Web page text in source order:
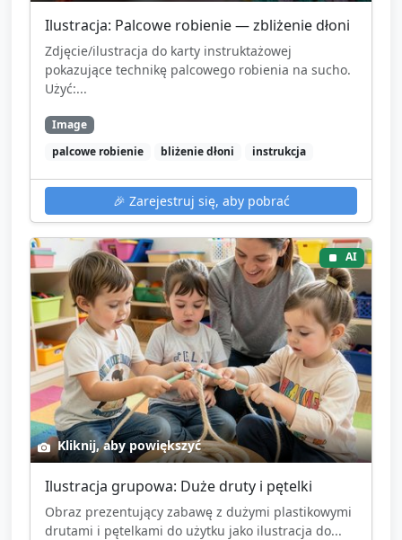
Ilustracja: Palcowe robienie — zbliżenie dłoni
Zdjęcie/ilustracja do karty instruktażowej
pokazujące technikę palcowego robienia na sucho.
Użyć:...
Image
palcowe robienie
bliżenie dłoni instrukcja
🎉 Zarejestruj się, aby pobrać
AI
Kliknij, aby powiększyć
Ilustracja grupowa: Duże druty i pętelki
Obraz prezentujący zabawę z dużymi plastikowymi
drutami i pętelkami do użytku jako ilustracja do...